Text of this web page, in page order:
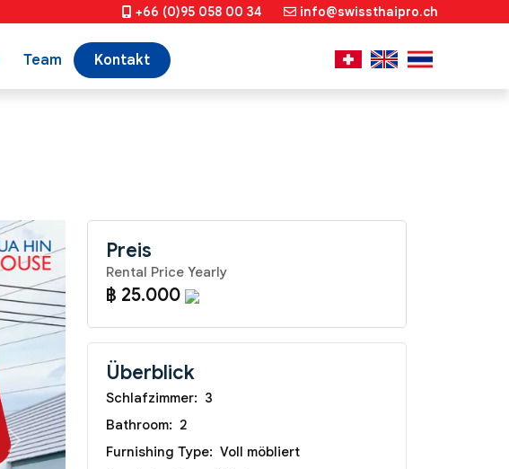
+66 (0)95 058 00 34 info@swissthaipro.ch
Team Kontakt
Next
Preis
Rental Price Yearly
฿ 25.000
Überblick
Schlafzimmer: 3
Bathroom: 2
Furnishing Type: Voll möbliert